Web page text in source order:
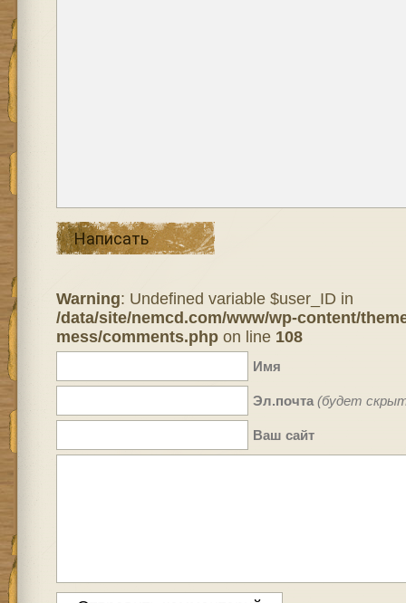
Написать
Warning: Undefined variable $user_ID in
/data/site/nemcd.com/www/wp-content/
mess/comments.phpon line 108
Имя
Эл.почта (будет
Ваш сайт